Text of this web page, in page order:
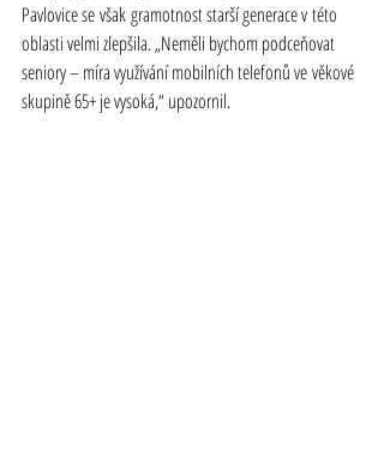
Pavlovice se však gramotnost starší generace v této
oblasti velmi zlepšila. „Neměli bychom podceňovat
seniory – míra využívání mobilních telefonů ve věkové
skupině 65+ je vysoká,“ upozornil.